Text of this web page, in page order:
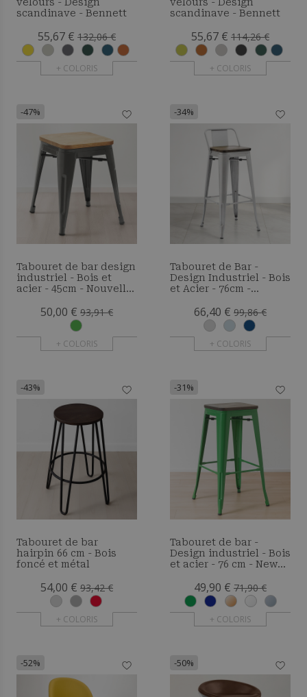
scandinave - Bennett
55,67 € 132,06 €
+ COLORIS
scandinave - Bennett
55,67 € 114,26 €
+ COLORIS
-47%
Tabouret de bar design
industriel - Bois et
acier - 45cm - Nouvelle
50,00 € 93,91 €
+ COLORIS
-34%
Tabouret de Bar -
Design Industriel - Bois
et Acier - 76cm -
66,40 € 99,86 €
+ COLORIS
-43%
Tabouret de bar
hairpin 66 cm - Bois
foncé et métal
54,00 € 93,42 €
+ COLORIS
-31%
Tabouret de bar -
Design industriel - Bois
et acier - 76 cm - New
49,90 € 71,90 €
+ COLORIS
-52% -50%